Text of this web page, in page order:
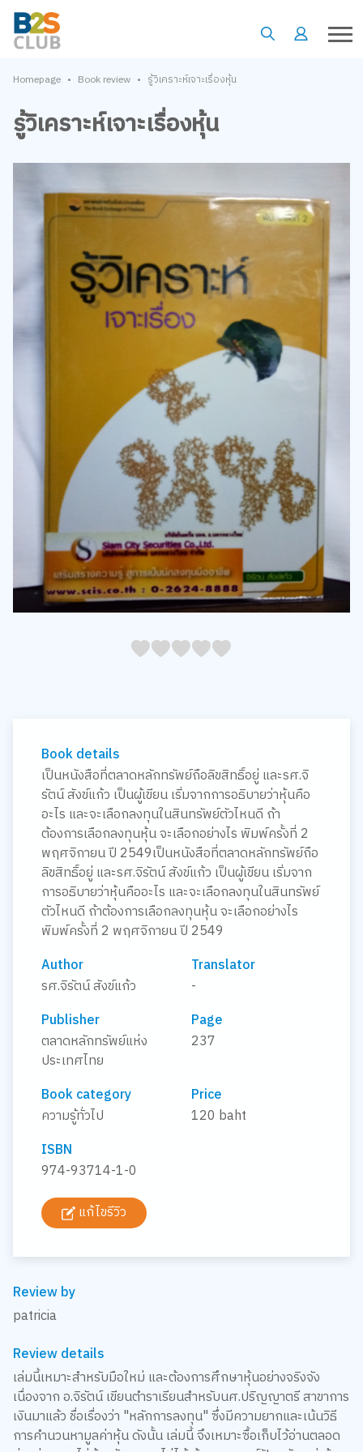
Homepage • Book review • รู้วิเคราะห์เจาะเรื่องหุ้น
รู้วิเคราะห์เจาะเรื่องหุ้น
45
4
35
3
25
2
15
1
05
Book details
เป็นหนังสือที่ตลาดหลักทรัพย์ถือลิขสิทธิ์อยู่ และรศ.จิ
รัตน์ สังข์แก้ว เป็นผู้เขียน เริ่มจากการอธิบายว่าหุ้นคือ
อะไร และจะเลือกลงทุนในสินทรัพย์ตัวไหนดี ถ้า
ต้องการเลือกลงทุนหุ้น จะเลือกอย่างไร พิมพ์ครั้งที่ 2
พฤศจิกายน ปี 2549เป็นหนังสือที่ตลาดหลักทรัพย์ถือ
ลิขสิทธิ์อยู่ และรศ.จิรัตน์ สังข์แก้ว เป็นผู้เขียน เริ่มจาก
การอธิบายว่าหุ้นคืออะไร และจะเลือกลงทุนในสินทรัพย์
ตัวไหนดี ถ้าต้องการเลือกลงทุนหุ้น จะเลือกอย่างไร
พิมพ์ครั้งที่ 2 พฤศจิกายน ปี 2549
Author
รศ.จิรัตน์ สังข์แก้ว
Translator
-
Publisher
ตลาดหลักทรัพย์แห่ง
ประเทศไทย
Page
237
Book category
ความรู้ทั่วไป
Price
120 baht
ISBN
974-93714-1-0
แก้ไขรีวิว
Review by
patricia
Review details
เล่มนี้เหมาะสำหรับมือใหม่ และต้องการศึกษาหุ้นอย่างจริงจัง
เนื่องจาก อ.จิรัตน์ เขียนตำราเรียนสำหรับนศ.ปริญญาตรี สาขาการ
เงินมาแล้ว ชื่อเรื่องว่า "หลักการลงทุน" ซึ่งมีความยากและเน้นวิธี
การคำนวนหามูลค่าหุ้น ดังนั้น เล่มนี้ จึงเหมาะซื้อเก็บไว้อ่านตลอด